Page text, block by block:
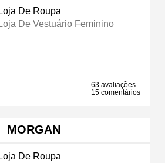
Loja De Roupa
Loja De Vestuário Feminino
63 avaliações
15 comentários
MORGAN
Loja De Roupa